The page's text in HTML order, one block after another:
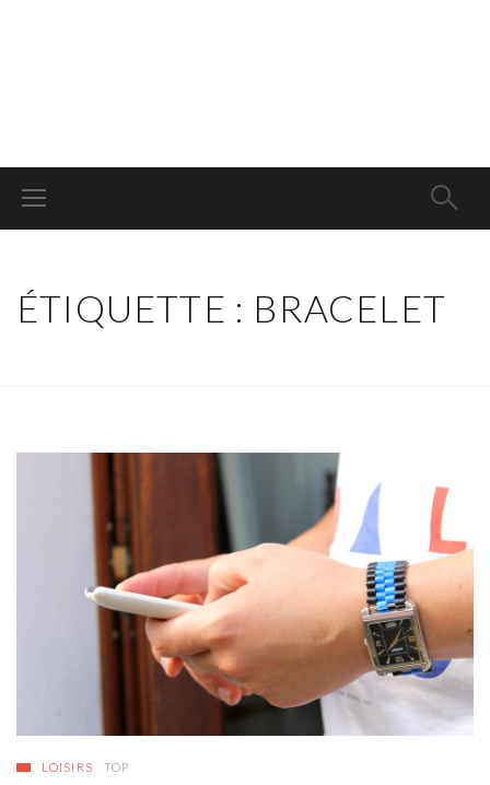
ÉTIQUETTE : BRACELET
LOISIRS TOP